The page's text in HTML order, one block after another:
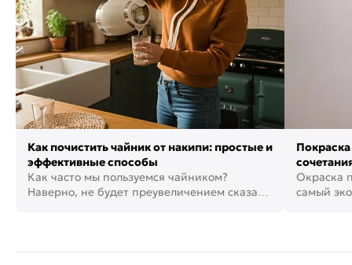
Как почистить чайник от накипи: простые и
эффективные способы
Как часто мы пользуемся чайником?
Наверно, не будет преувеличением сказать,
фото
Окраска
самый